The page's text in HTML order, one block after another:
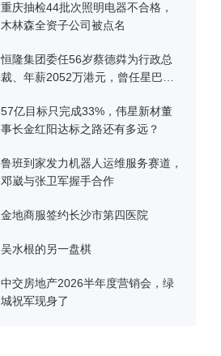
重庆抽检44批次照明电器不合格，
木林森全资子公司被点名
恒隆集团委任56岁蔡德粦为行政总
裁、年薪2052万港元，曾任星巴克
57亿目标只完成33%，伟星新材董
事长金红阳达标之路还有多远？
鲁班到家发力机器人运维服务赛道，
邓崴与张卫军握手合作
金地商服签约长沙市第四医院
吴水根的另一盘棋
中交房地产2026半年度营销会，绿
城祝军现身了